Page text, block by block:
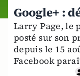
Google+ :
Larry Page, le
posté sur son
depuis le 15
Facebook